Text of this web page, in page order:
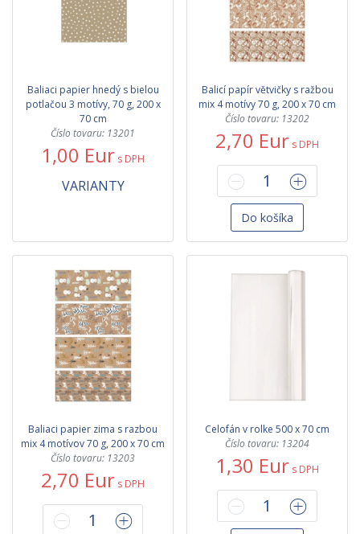
Baliaci papier hnedý s bielou
potlačou 3 motívy, 70 g, 200 x
70 cm
Číslo tovaru: 13201
1,00 Eur s DPH
VARIANTY
Balicí papír větvičky s ražbou
mix 4 motívy 70 g, 200 x 70 cm
Číslo tovaru: 13202
2,70 Eur s DPH
Do košíka
Baliaci papier zima s razbou
mix 4 motívov 70 g, 200 x 70 cm
Číslo tovaru: 13203
2,70 Eur s DPH
Celofán v rolke 500 x 70 cm
Číslo tovaru: 13204
1,30 Eur s DPH